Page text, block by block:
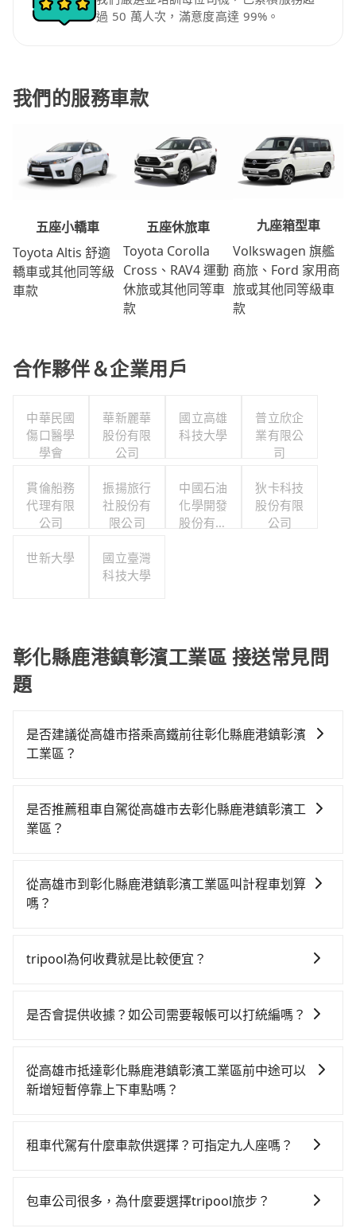
過 50 萬人次，滿意度高達 99%。
我們的服務車款
五座小轎車
Toyota Altis 舒適
轎車或其他同等級
車款
五座休旅車
Toyota Corolla
Cross、RAV4 運動
休旅或其他同等車
款
九座箱型車
Volkswagen 旗艦
商旅、Ford 家用商
旅或其他同等級車
款
合作夥伴＆企業用戶
中華民國
傷口醫學
學會
華新麗華
股份有限
公司
國立高雄
科技大學
普立欣企
業有限公
司
貫倫船務
代理有限
公司
振揚旅行
社股份有
限公司
中國石油
化學開發
股份有限
狄卡科技
股份有限
公司
世新大學
國立臺灣
科技大學
彰化縣鹿港鎮彰濱工業區 接送常見問
題
是否建議從高雄市搭乘高鐵前往彰化縣鹿港鎮彰濱
工業區？
高鐵較貴、費時！從最早05:50一直到22:55，左營-台中
一天最多有90班次高鐵可搭乘。假設從高雄市鳳山區前
月台排隊的時間約20分鐘，再乘坐42~69分鐘（平均57
分）的高鐵從左營站前往台中高鐵站，每人票價790元，
工業區 (彰化縣鹿港鎮) 的目的地。全程加上轉車時間共2
則每人平均花費約960元，費時2小時5分鐘。選擇搭乘
上來預約tripool！如果你僅有兩位乘車，也可參考
tripool的拼車共乘服務，最多可再節省50%的交通費
是否推薦租車自駕從高雄市去彰化縣鹿港鎮彰濱工
業區？
時不需要閉目養神（因為要自己開車），最重要的是你
當天就要來回，那在高雄路邊可隨租隨借的iRent應該是
市（鳳山區）到彰化縣鹿港鎮彰濱工業區的花費預估為
時40元路邊停車費用預估進去，但額外的汽車保險與可
差的車款，如果人數超過四位，更是沒有較大的七人座
或九人座可供選擇，而且無人租車最令人詬病的就是車
樣。另外，偶爾也會遇到明明已經預約了時間但上一位
小的風險。最後，雖然路邊隨租隨還看似方便，但實際
從高雄市到彰化縣鹿港鎮彰濱工業區叫計程車划算
嗎？
灣大車隊、Uber、Line Taxi、Yoxi等，如果在路邊攔不
程跳錶計算，價格約為3,575~4,300元間，但如改預約
度僅雙北的3.7%，其叫車的難度是雙北市的30倍。綜合
以上，無論在價格或服務品質上，tripool都是你從高雄
tripool為何收費就是比較便宜？
一次使用tripool的會擔心價格比市價便宜不少，是不是
淘汰顧客評分較低的司機，且車輛均要求5年內新車，司
機也絕對不會在車內吸煙，於新冠肺炎期間也絕對全程
車率，也就是提高俗稱「回頭車」的比例。這不僅體現
用到不熟悉的司機或者轉單給其他車行的情況比同行更
是否會提供收據？如公司需要報帳可以打統編嗎？
旅行業代收轉付電子收據，如果公司需要報公帳，在預
約付款前可以輸入公司的抬頭與統編，可向國稅局報
從高雄市抵達彰化縣鹿港鎮彰濱工業區前中途可以
新增短暫停靠上下車點嗎？
前往彰化縣鹿港鎮彰濱工業區的途中可備註加點。每個
等待時間，收取額外費用是必要的補償。
租車代駕有什麼車款供選擇？可指定九人座嗎？
型車為主，車款品牌以豐田Toyota、福特Ford、福斯
包車公司很多，為什麼要選擇tripool旅步？